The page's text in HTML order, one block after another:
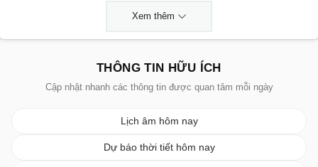
Xem thêm
THÔNG TIN HỮU ÍCH
Cập nhật nhanh các thông tin được quan tâm mỗi ngày
Lịch âm hôm nay
Dự báo thời tiết hôm nay